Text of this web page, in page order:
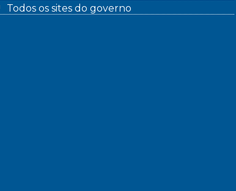
Todos os sites do governo